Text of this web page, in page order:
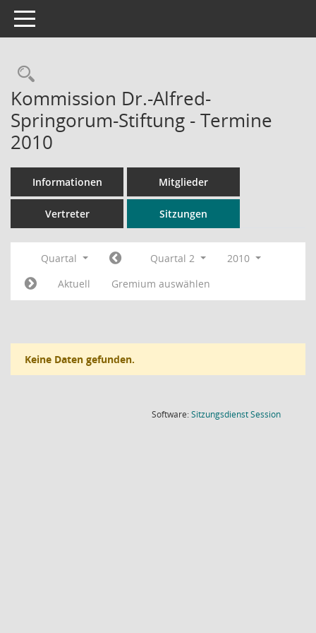
Toggle navigation
Rechercheauswahl
Kommission Dr.-Alfred-
Springorum-Stiftung - Termine
2010
Informationen Mitglieder
Vertreter Sitzungen
Quartal Quartal 2
2010
Aktuell
Gremium auswählen
Keine Daten gefunden.
Software:SitzungsdienstSession(Wird in